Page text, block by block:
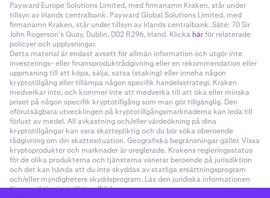
Payward Europe Solutions Limited, med firmanamn Kraken, står under
tillsyn av Irlands centralbank. Payward Global Solutions Limited, med
firmanamn Kraken, står under tillsyn av Irlands centralbank. Säte: 70 Sir
John Rogerson’s Quay, Dublin, D02 R296, Irland. Klicka härför relaterade
policyer och upplysningar.
Detta material är endast avsett för allmän information och utgör inte
investerings- eller finansproduktrådgivning eller en rekommendation eller
uppmaning till att köpa, sälja, satsa (staking) eller inneha någon
kryptotillgång eller tillämpa någon specifik handelsstrategi. Kraken
medverkar inte, och kommer inte att medverka till att öka eller minska
priset på någon specifik kryptotillgång som man gör tillgänglig. Den
oförutsägbara utvecklingen på kryptotillgångsmarknaderna kan leda till
förlust av medel. All avkastning och/eller värdeökning på dina
kryptotillgångar kan vara skattepliktig och du bör söka oberoende
rådgivning om din skattesituation. Geografiska begränsningar gäller. Vissa
kryptoprodukter och marknader är oreglerade. Krakens regleringsstatus
för de olika produkterna och tjänsterna varierar beroende på jurisdiktion
och det kan hända att du inte skyddas av statliga ersättningsprogram
och/eller myndigheters skyddsprogram. Läs den juridiska informationen
för respektive jurisdiktion (här).